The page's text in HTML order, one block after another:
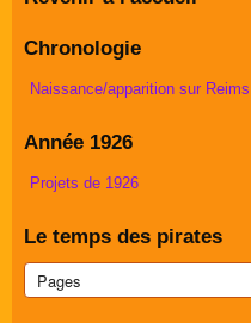
Livre d'or
Contact
Album Photos
Chronologie
Naissance/apparition sur Reims
Année 1926
Projets de 1926
Le temps des pirates